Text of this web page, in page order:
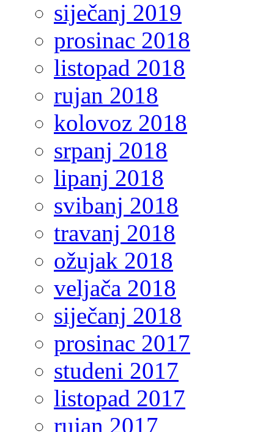
siječanj 2019
prosinac 2018
listopad 2018
rujan 2018
kolovoz 2018
srpanj 2018
lipanj 2018
svibanj 2018
travanj 2018
ožujak 2018
veljača 2018
siječanj 2018
prosinac 2017
studeni 2017
listopad 2017
rujan 2017